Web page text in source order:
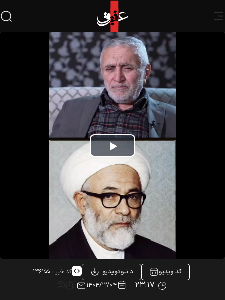
Play
Video
کد ویدیو دانلودویدیو کد خبر : ۱۳۶۱۵۵
۲۳:۱۷ ۱۴۰۴/۱۲/۰۴